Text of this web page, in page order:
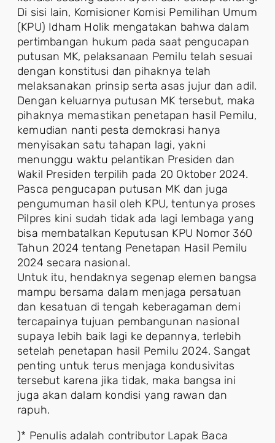
Di sisi lain, Komisioner Komisi Pemilihan Umum
(KPU) Idham Holik mengatakan bahwa dalam
pertimbangan hukum pada saat pengucapan
putusan MK, pelaksanaan Pemilu telah sesuai
dengan konstitusi dan pihaknya telah
melaksanakan prinsip serta asas jujur dan adil.
Dengan keluarnya putusan MK tersebut, maka
pihaknya memastikan penetapan hasil Pemilu,
kemudian nanti pesta demokrasi hanya
menyisakan satu tahapan lagi, yakni
menunggu waktu pelantikan Presiden dan
Wakil Presiden terpilih pada 20 Oktober 2024.
Pasca pengucapan putusan MK dan juga
pengumuman hasil oleh KPU, tentunya proses
Pilpres kini sudah tidak ada lagi lembaga yang
bisa membatalkan Keputusan KPU Nomor 360
Tahun 2024 tentang Penetapan Hasil Pemilu
2024 secara nasional.
Untuk itu, hendaknya segenap elemen bangsa
mampu bersama dalam menjaga persatuan
dan kesatuan di tengah keberagaman demi
tercapainya tujuan pembangunan nasional
supaya lebih baik lagi ke depannya, terlebih
setelah penetapan hasil Pemilu 2024. Sangat
penting untuk terus menjaga kondusivitas
tersebut karena jika tidak, maka bangsa ini
juga akan dalam kondisi yang rawan dan
rapuh.
)* Penulis adalah contributor Lapak Baca